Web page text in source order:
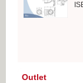
Outlet